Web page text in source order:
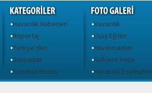
•Havacılık Haberleri
•Röportaj
•Türkiye'den
•Dünyadan
•Seyahat Rotası
•Havacılık
•Uçuş Eğitim
•Havalimanları
•Göklere Veda
•Havacılık Emekçileri